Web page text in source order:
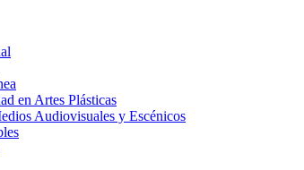
en Artes Plásticas
Audiovisuales y Escénicos